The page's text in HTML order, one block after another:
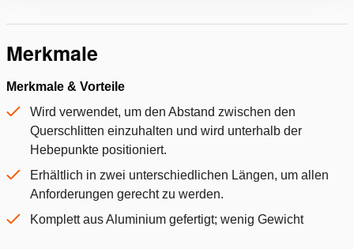
Merkmale
Merkmale & Vorteile
Wird verwendet, um den Abstand zwischen den
Querschlitten einzuhalten und wird unterhalb der
Hebepunkte positioniert.
Erhältlich in zwei unterschiedlichen Längen, um allen
Anforderungen gerecht zu werden.
Komplett aus Aluminium gefertigt; wenig Gewicht